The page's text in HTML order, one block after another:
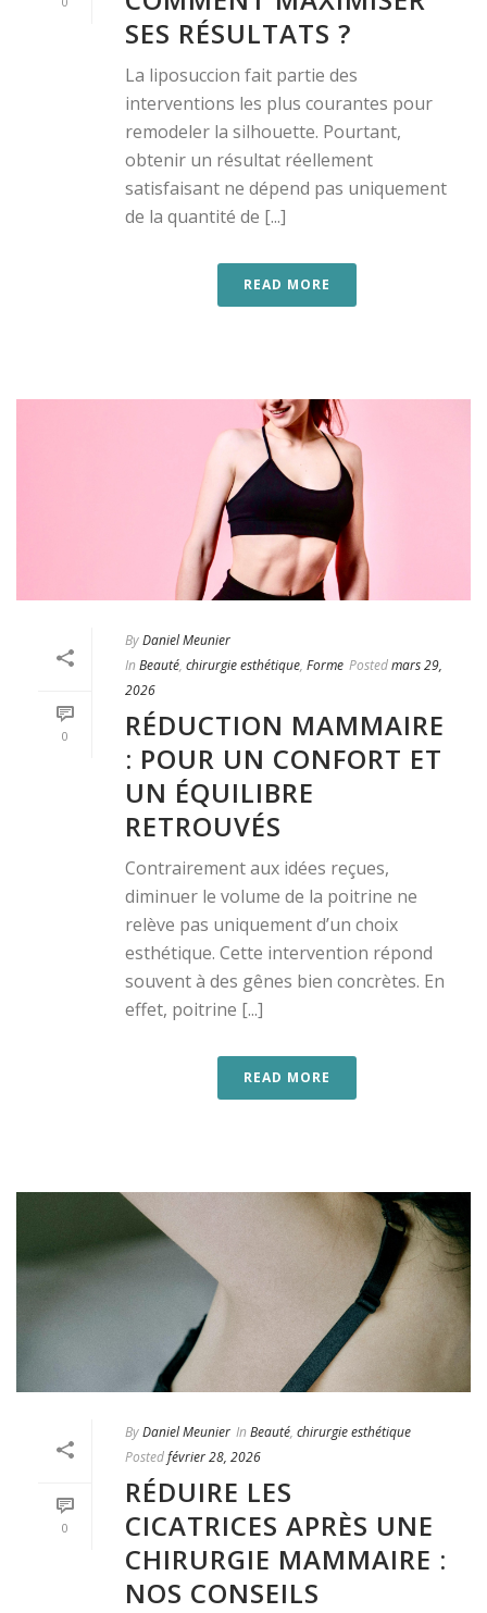
SES RÉSULTATS ?
La liposuccion fait partie des
interventions les plus courantes pour
remodeler la silhouette. Pourtant,
obtenir un résultat réellement
satisfaisant ne dépend pas uniquement
de la quantité de [...]
READ MORE
0
ByDaniel Meunier
In Beauté, chirurgie esthétique, Forme Postedmars 29,
2026
RÉDUCTION MAMMAIRE
: POUR UN CONFORT ET
UN ÉQUILIBRE
RETROUVÉS
Contrairement aux idées reçues,
diminuer le volume de la poitrine ne
relève pas uniquement d’un choix
esthétique. Cette intervention répond
souvent à des gênes bien concrètes. En
effet, poitrine [...]
READ MORE
0
ByDaniel Meunier In Beauté, chirurgie esthétique
Postedfévrier 28, 2026
RÉDUIRE LES
CICATRICES APRÈS UNE
CHIRURGIE MAMMAIRE :
NOS CONSEILS